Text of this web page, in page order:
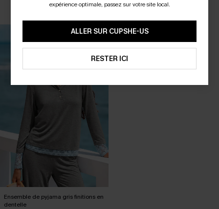
🔥HOT
Ensemble de pyjama gris finitions en
dentelle
expérience optimale, passez sur votre site local.
ALLER SUR CUPSHE-US
RESTER ICI